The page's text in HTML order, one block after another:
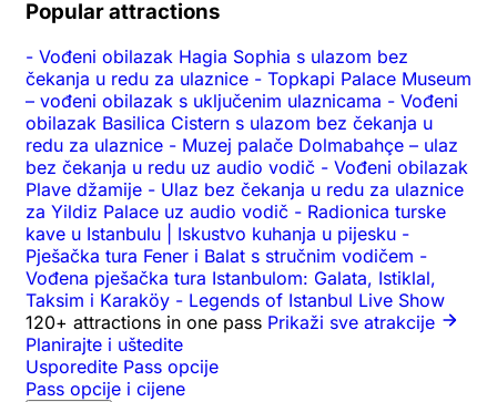
Popular attractions
- Vođeni obilazak Hagia Sophia s ulazom bez
čekanja u redu za ulaznice - Topkapi Palace Museum
– vođeni obilazak s uključenim ulaznicama - Vođeni
obilazak Basilica Cistern s ulazom bez čekanja u
redu za ulaznice - Muzej palače Dolmabahçe – ulaz
bez čekanja u redu uz audio vodič - Vođeni obilazak
Plave džamije - Ulaz bez čekanja u redu za ulaznice
za Yildiz Palace uz audio vodič - Radionica turske
kave u Istanbulu | Iskustvo kuhanja u pijesku -
Pješačka tura Fener i Balat s stručnim vodičem -
Vođena pješačka tura Istanbulom: Galata, Istiklal,
Taksim i Karaköy - Legends of Istanbul Live Show
120+ attractions in one pass Prikaži sve atrakcije
Planirajte i uštedite
Usporedite Pass opcije
Pass opcije i cijene